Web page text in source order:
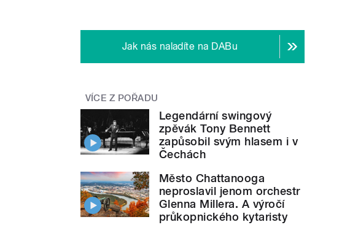
Jak nás naladíte na DABu
VÍCE Z POŘADU
Legendární swingový
zpěvák Tony Bennett
zapůsobil svým hlasem i v
Čechách
Město Chattanooga
neproslavil jenom orchestr
Glenna Millera. A výročí
průkopnického kytaristy